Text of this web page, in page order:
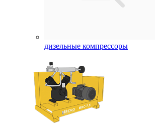
дизельные компрессоры